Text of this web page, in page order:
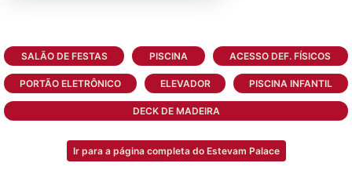
SALÃO DE FESTAS PISCINA ACESSO DEF. FÍSICOS
PORTÃO ELETRÔNICO ELEVADOR PISCINA INFANTIL
DECK DE MADEIRA
Ir para a página completa do Estevam Palace